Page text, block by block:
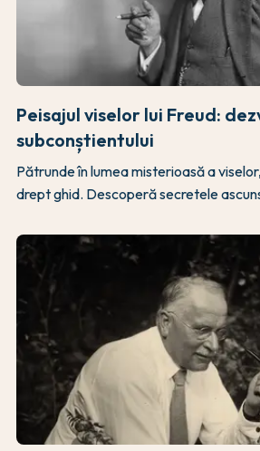
Peisajul viselor lui Freud:
subconștientului
Pătrunde în lumea misterioasă a
drept ghid. Descoperă secretele